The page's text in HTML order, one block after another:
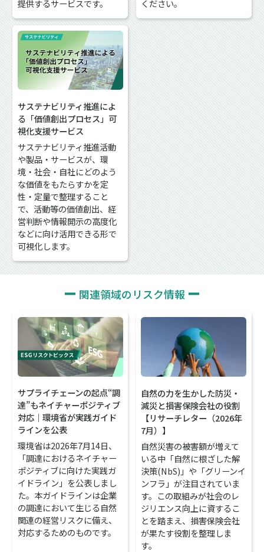
提供するサービスです。
ください。
サステナビリティ推進によ
る「価値創出プロセス」可
視化支援サービス
サステナビリティ推進活動
や製品・サービスが、環
境・社会・自社にどのよう
な価値をもたらすかを定
性・定量で整理すること
で、活動等の価値創出、経
営判断や情報開示の高度化
などに向け活用できる形で
可視化します。
関連領域のリスク情報
サプライチェーンの起点“調
達”もネイチャーポジティブ
対応｜環境省が実践ガイド
ラインを公表
環境省は2026年7月14日、
「調達におけるネイチャー
ポジティブに向けた実践ガ
イドライン」を公表しまし
た。本ガイドラインは企業
の調達において生じる自然
関連の経営リスクに備え、
対応するためのものです。
自然の力を生かした防災・
減災と損害保険会社の役割
【リサーチレター（2026年
7月）】
自然災害の被害額が増えて
いる中「自然に根ざした解
決策(NbS)」や「グリーンイ
ンフラ」が注目されていま
す。この取組みが社会のレ
ジリエンス向上に資するこ
とを踏まえ、損害保険会社
が果たす役割を整理しま
す。